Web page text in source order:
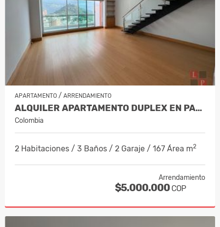
APARTAMENTO / ARRENDAMIENTO
ALQUILER APARTAMENTO DUPLEX EN PALER…
Colombia
2 Habitaciones / 3 Baños / 2 Garaje / 167 Área m2
Arrendamiento
$5.000.000 COP